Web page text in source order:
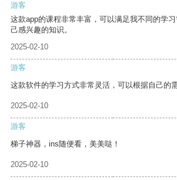
游客
这款app的课程非常丰富，可以满足我不同的学
己感兴趣的知识。
2025-02-10
游客
这款软件的学习方式非常灵活，可以根据自己的
2025-02-10
游客
梯子神器，ins随便看，美美哒！
2025-02-10